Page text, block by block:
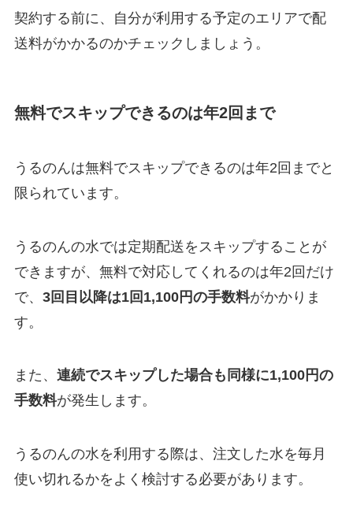
契約する前に、自分が利用する予定のエリアで配
送料がかかるのかチェックしましょう。
無料でスキップできるのは年2回まで
うるのんは無料でスキップできるのは年2回までと
限られています。
うるのんの水では定期配送をスキップすることが
できますが、無料で対応してくれるのは年2回だけ
で、 3回目以降は1回1,100円の手数料がかかりま
す。
また、 連続でスキップした場合も同様に1,100円の
手数料が発生します。
うるのんの水を利用する際は、注文した水を毎月
使い切れるかをよく検討する必要があります。